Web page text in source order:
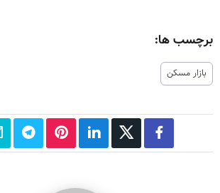
برچسب ها:
بازار مسکن